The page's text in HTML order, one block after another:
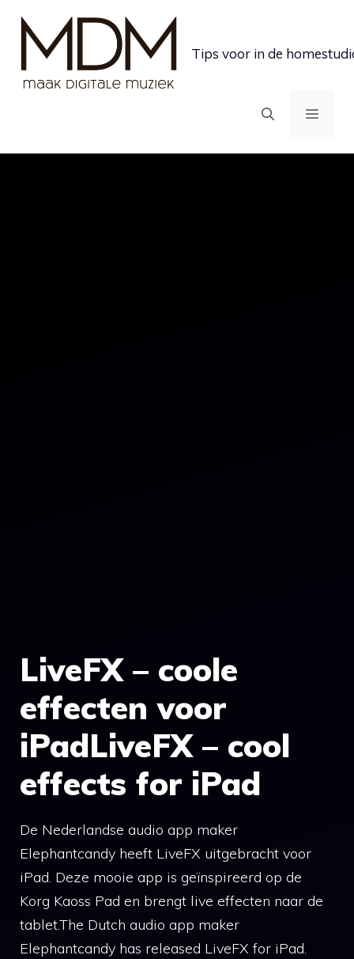
inhoud
Tips voor in de
MENU
LiveFX – coole
effecten voor
iPadLiveFX – cool
effects for iPad
De Nederlandse audio app maker
Elephantcandy heeft LiveFX uitgebracht voor
iPad. Deze mooie app is geïnspireerd op de
Korg Kaoss Pad en brengt live effecten naar de
tablet.The Dutch audio app maker
Elephantcandy has released LiveFX for iPad.